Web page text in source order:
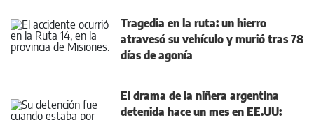
Tragedia en la ruta: un hierro
atravesó su vehículo y murió tras 78
días de agonía
El drama de la niñera argentina
detenida hace un mes en EE.UU: